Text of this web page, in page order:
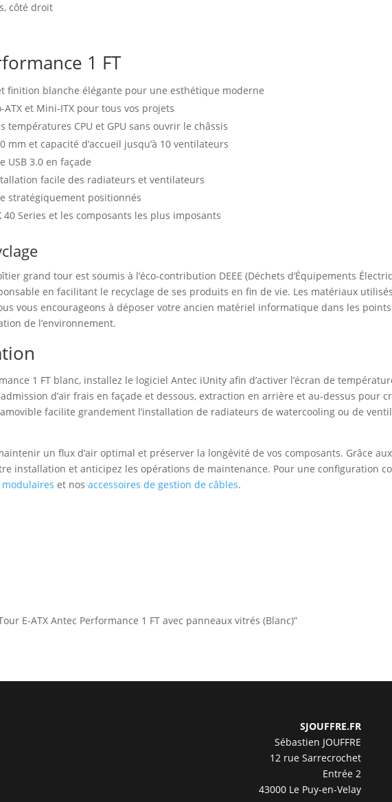
côté droit
1 FT
finition blanche élégante pour une esthétique moderne
ATX et Mini-ITX pour tous vos projets
températures CPU et GPU sans ouvrir le châssis
mm et capacité d’accueil jusqu’à 10 ventilateurs
USB 3.0 en façade
facile des radiateurs et ventilateurs
stratégiquement positionnés
Series et les composants les plus imposants
grand tour est soumis à l’éco-contribution DEEE (Déchets d’Équipements
en facilitant le recyclage de ses produits en fin de vie. Les matériaux
vous encourageons à déposer votre ancien matériel informatique dans les
de l’environnement.
1 FT blanc, installez le logiciel Antec iUnity afin d’activer l’écran de
d’air frais en façade et dessous, extraction en arrière et au-dessus pour
facilite grandement l’installation de radiateurs de watercooling ou de
un flux d’air optimal et préserver la longévité de vos composants. Grâce
installation et anticipez les opérations de maintenance. Pour une configuration
et nosaccessoires de gestion de câbles.
E-ATX Antec Performance 1 FT avec panneaux vitrés (Blanc)”
SJOUFFRE.FR
Sébastien JOUFFRE
12 rue Sarrecrochet
Entrée 2
43000 Le Puy-en-Velay